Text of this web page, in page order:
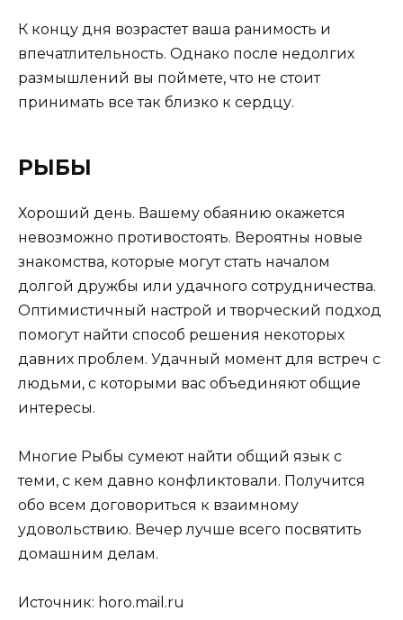
К концу дня возрастет ваша ранимость и
впечатлительность. Однако после недолгих
размышлений вы поймете, что не стоит
принимать все так близко к сердцу.
РЫБЫ
Хороший день. Вашему обаянию окажется
невозможно противостоять. Вероятны новые
знакомства, которые могут стать началом
долгой дружбы или удачного сотрудничества.
Оптимистичный настрой и творческий подход
помогут найти способ решения некоторых
давних проблем. Удачный момент для встреч с
людьми, с которыми вас объединяют общие
интересы.
Многие Рыбы сумеют найти общий язык с
теми, с кем давно конфликтовали. Получится
обо всем договориться к взаимному
удовольствию. Вечер лучше всего посвятить
домашним делам.
Источник: horo.mail.ru